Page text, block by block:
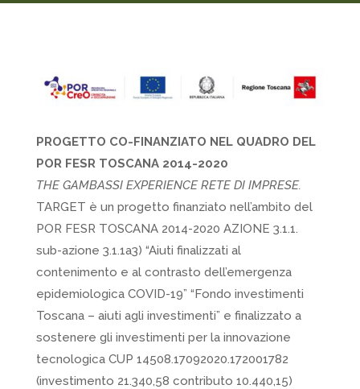
PROGETTO CO-FINANZIATO NEL QUADRO DEL
POR FESR TOSCANA 2014-2020
THE GAMBASSI EXPERIENCE RETE DI IMPRESE.
TARGET è un progetto finanziato nell’ambito del
POR FESR TOSCANA 2014-2020 AZIONE 3.1.1.
sub-azione 3.1.1a3) “Aiuti finalizzati al
contenimento e al contrasto dell’emergenza
epidemiologica COVID-19” “Fondo investimenti
Toscana – aiuti agli investimenti” e finalizzato a
sostenere gli investimenti per la innovazione
tecnologica CUP 14508.17092020.172001782
(investimento 21.340,58 contributo 10.440,15)